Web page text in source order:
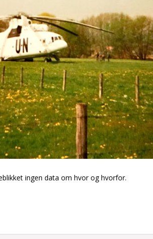
ingen data om hvor og hvorfor.